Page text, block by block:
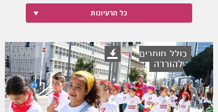
כל הרעיונות
כולל חומרים
להורדה